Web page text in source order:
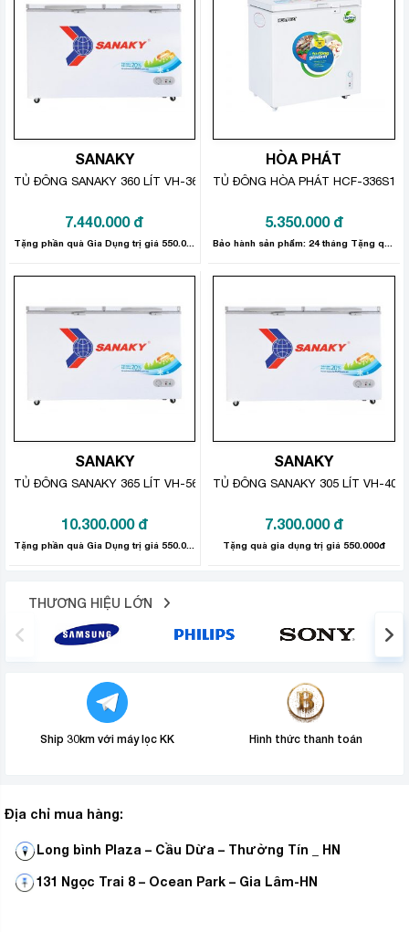
SANAKY
TỦ ĐÔNG SANAKY 360 LÍT VH-3699A1
7.440.000 đ
HÒA PHÁT
TỦ ĐÔNG HÒA PHÁT HCF-
5.350.000 đ
SANAKY
TỦ ĐÔNG SANAKY 365 LÍT VH-5699W1
10.300.000 đ
SANAKY
TỦ ĐÔNG SANAKY 305 LÍT VH-
7.300.000 đ
Tặng quà gia dụng trị giá 550.000đ
THƯƠNG HIỆU LỚN
Ship 30km với máy lọc KK Hình thức thanh toán
Địa chỉ mua hàng:
Long bình Plaza – Cầu Dừa – Thường Tín _ HN
131 Ngọc Trai 8 – Ocean Park – Gia Lâm-HN